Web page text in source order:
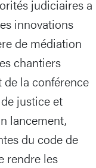
judiciaires a
innovations
de médiation
chantiers
la conférence
justice et
lancement,
du code de
rendre les